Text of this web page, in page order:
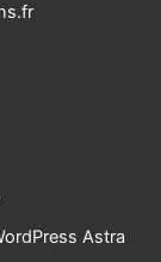
Astra